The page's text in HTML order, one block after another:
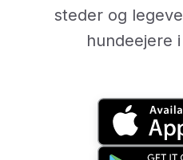
steder og
hundeejere